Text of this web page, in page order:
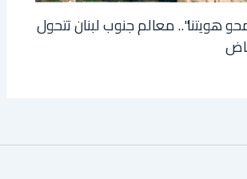
هويتنا".. معالم جنوب لبنان تتحول